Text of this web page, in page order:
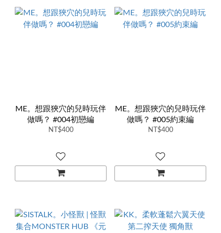
ME。想跟狹穴的兒時玩伴
做嗎？ #004初戀編
NT$400
ME。想跟狹穴的兒時玩伴
做嗎？ #005約束編
NT$400